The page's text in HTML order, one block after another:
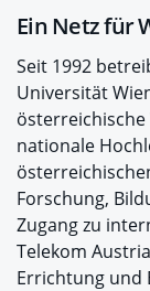
Ein Netz für
Seit 1992
Universität
österreichische
nationale
Forschung,
Zugang zu
Telekom
Errichtung und